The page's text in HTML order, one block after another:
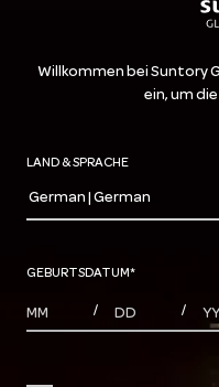
Willkommen bei Suntory
ein, um
LAND & SPRACHE
countryDropdown
German | German
GEBURTSDATUM*
MONTHS
/ DAYS /